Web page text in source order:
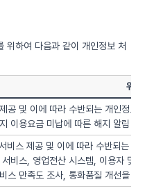
위하여 다음과 같이 개인정보 처
위탁
및 이에 따라 수반되는 개인정보
이용요금 미납에 따른 해지 알림 업
비스 제공 및 이에 따라 수반되는
비스, 영업전산 시스템, 이용자 및
스 만족도 조사, 통화품질 개선을 위